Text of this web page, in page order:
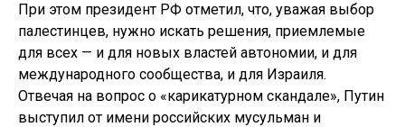
При этом президент РФ отметил, что, уважая выбор
палестинцев, нужно искать решения, приемлемые
для всех — и для новых властей автономии, и для
международного сообщества, и для Израиля.
Отвечая на вопрос о «карикатурном скандале», Путин
выступил от имени российских мусульман и